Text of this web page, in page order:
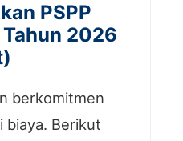
PSPP
2026
berkomitmen
biaya. Berikut